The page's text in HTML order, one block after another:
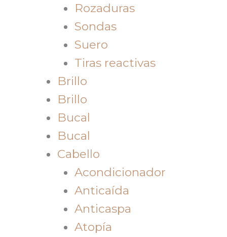
Rozaduras
Sondas
Suero
Tiras reactivas
Brillo
Brillo
Bucal
Bucal
Cabello
Acondicionador
Anticaída
Anticaspa
Atopía